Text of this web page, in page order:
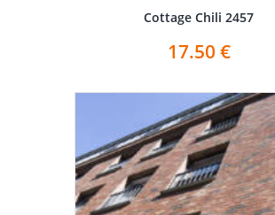
Cottage Chili 2457
17.50 €